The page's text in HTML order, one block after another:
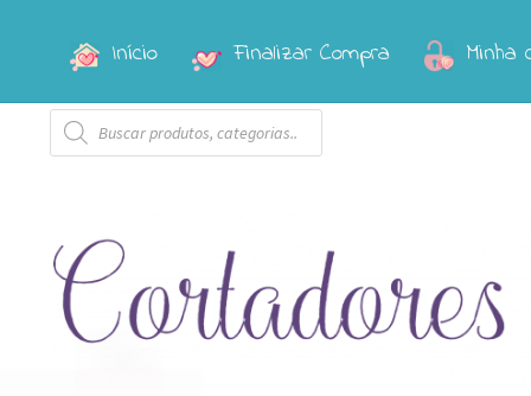
Pular
navegação
Pular
conteúdo
Início Finalizar Compra Minha
Pesquisar
produtos